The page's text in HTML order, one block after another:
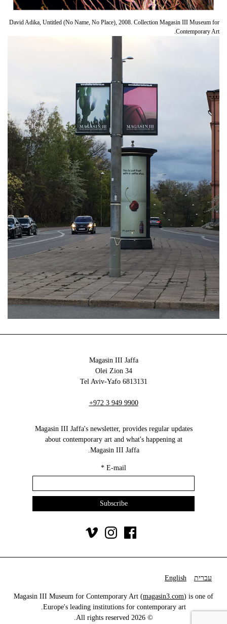
David Adika, Untitled (No Name, No Place), 2008. Collection Magasin III Museum for
Contemporary Art.
Magasin III Jaffa
34 Olei Zion
6813131 Tel Aviv-Yafo
+972 3 949 9900
Magasin III Jaffa's newsletter, provides regular updates
about contemporary art and what's happening at
Magasin III Jaffa.
E-mail
*
עברית English
Magasin III Museum for Contemporary Art (magasin3.com) is one of
Europe's leading institutions for contemporary art.
© 2026 All rights reserved.